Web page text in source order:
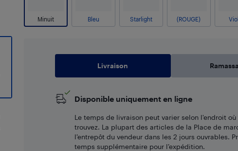
Minuit Bleu Starlight (ROUGE)
Livraison
Disponible uniquement en ligne
Le temps de livraison peut varier selon l'endroit où
trouvez. La plupart des articles de la Place de
l’entrepôt du vendeur dans les 2 jours ouvrables.
temps supplémentaire pour l’expédition.